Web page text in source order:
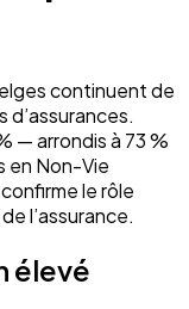
continuent de
— arrondis à 73 %
en Non-Vie
le rôle
l’assurance.
élevé